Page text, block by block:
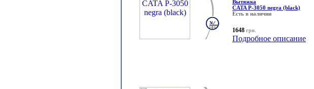
Вытяжка
CATA P-3050 negra (black)
Есть в наличии
1648 грн.
Подробное описание